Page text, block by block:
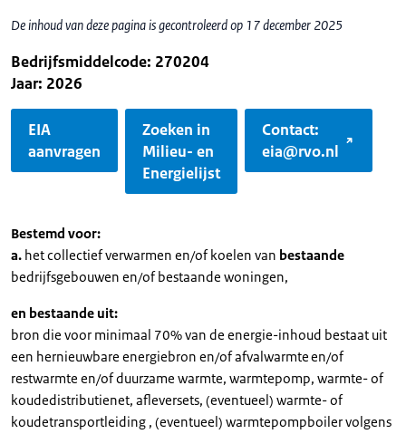
De inhoud van deze pagina is gecontroleerd op 17 december 2025
Bedrijfsmiddelcode: 270204
Jaar: 2026
EIA
aanvragen
Zoeken in
Milieu- en
Energielijst
Contact:
eia@rvo.nl
Bestemd voor:
a. het collectief verwarmen en/of koelen van bestaande
bedrijfsgebouwen en/of bestaande woningen,
en bestaande uit:
bron die voor minimaal 70% van de energie-inhoud bestaat uit
een hernieuwbare energiebron en/of afvalwarmteen/of
restwarmte en/of duurzame warmte, warmtepomp, warmte- of
koudedistributienet, afleversets, (eventueel) warmte- of
koudetransportleiding , (eventueel) warmtepompboiler volgens